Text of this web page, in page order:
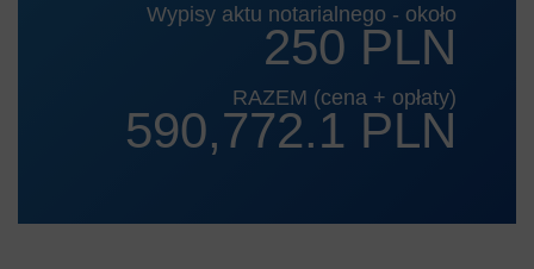
Wypisy aktu notarialnego - około
250 PLN
RAZEM (cena + opłaty)
590,772.1 PLN